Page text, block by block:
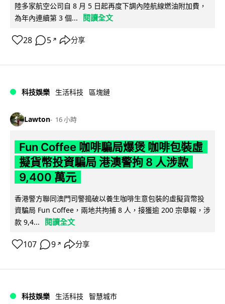
陸多家航空公司自 8 月 5 日起再度下調內陸航線燃油附加費，
為年內連續第 3 個...
閱讀全文
28 5 ↗ 分享
科技娛樂 生活科技 區塊鏈
Lawton 16 小時
Fun Coffee 咖啡騙局爆煲 咖啡包裝虛
擬貨幣投資騙局 港澳警拘 8 人涉款
9,400 萬元
香港警方聯同澳門司警搗破以養生咖啡生意包裝的虛擬貨幣投
資騙局 Fun Coffee，兩地共拘捕 8 人，接獲逾 200 宗舉報，涉
款 9,4...
閱讀全文
107 9 ↗ 分享
科技娛樂 生活科技 智慧城市